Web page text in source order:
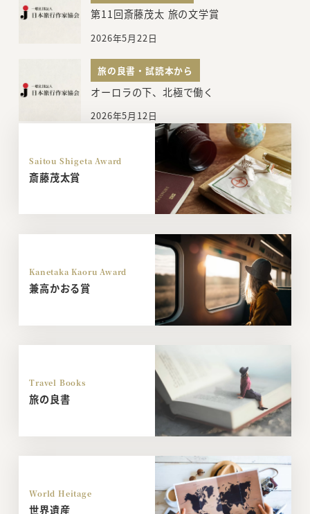
第11回斎藤茂太 旅の文学賞
2026年5月22日
旅の良書・試読本から
オーロラの下、北極で働く
2026年5月12日
Saitou Shigeta Award
斎藤茂太賞
Kanetaka Kaoru Award
兼高かおる賞
Travel Books
旅の良書
World Heitage
世界遺産